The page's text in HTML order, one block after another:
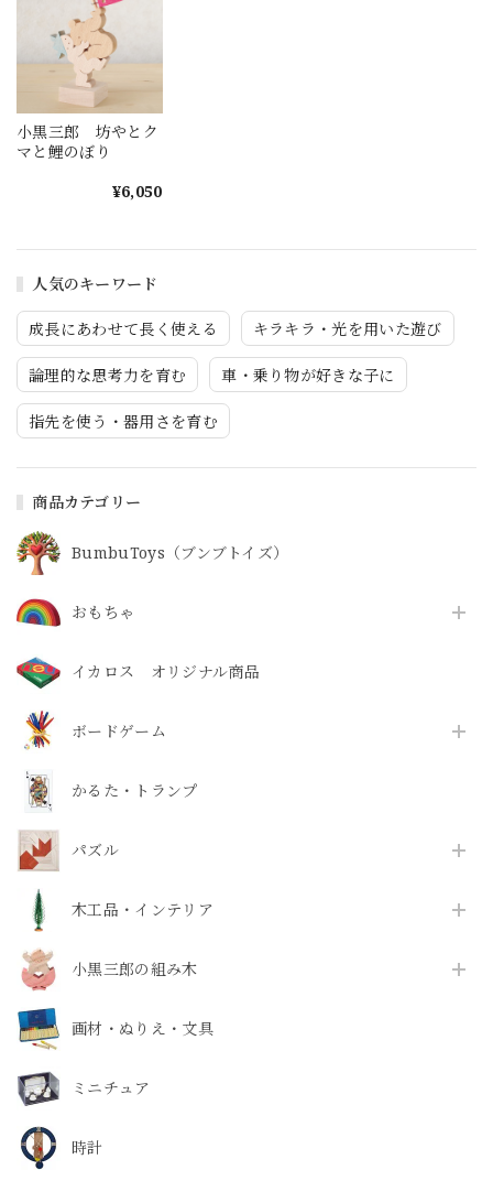
人気のキーワード
成長にあわせて長く使える キラキラ・光を用いた遊び
論理的な思考力を育む 車・乗り物が好きな子に
指先を使う・器用さを育む
商品カテゴリー
BumbuToys（ブンブトイズ）
おもちゃ
イカロス オリジナル商品
ボードゲーム
かるた・トランプ
パズル
木工品・インテリア
小黒三郎の組み木
画材・ぬりえ・文具
ミニチュア
時計
小黒三郎 坊やとク
マと鯉のぼり
¥6,050